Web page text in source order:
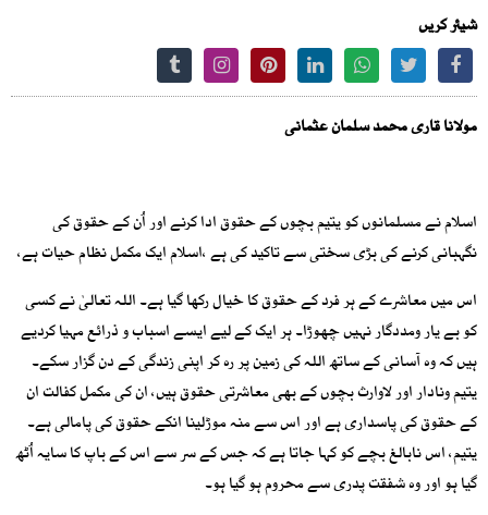
شیئر کریں
مولانا قاری محمد سلمان عثمانی
اسلام نے مسلمانوں کو یتیم بچوں کے حقوق ادا کرنے اور اُن کے حقوق کی
نگہبانی کرنے کی بڑی سختی سے تاکید کی ہے ،اسلام ایک مکمل نظام حیات ہے،
اس میں معاشرے کے ہر فرد کے حقوق کا خیال رکھا گیا ہے۔ اللہ تعالیٰ نے کسی
کو بے یار ومددگار نہیں چھوڑا۔ ہر ایک کے لیے ایسے اسباب و ذرائع مہیا کردیے
ہیں کہ وہ آسانی کے ساتھ اللہ کی زمین پر رہ کر اپنی زندگی کے دن گزار سکے۔
یتیم ونادار اور لاوارث بچوں کے بھی معاشرتی حقوق ہیں، ان کی مکمل کفالت ان
کے حقوق کی پاسداری ہے اور اس سے منہ موڑلینا انکے حقوق کی پامالی ہے۔
یتیم، اس نابالغ بچے کو کہا جاتا ہے کہ جس کے سر سے اس کے باپ کا سایہ اُٹھ
گیا ہو اور وہ شفقت پدری سے محروم ہو گیا ہو۔